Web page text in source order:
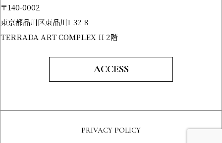
〒140-0002
東京都品川区東品川1-32-8
TERRADA ART COMPLEX II 2階
ACCESS
PRIVACY POLICY